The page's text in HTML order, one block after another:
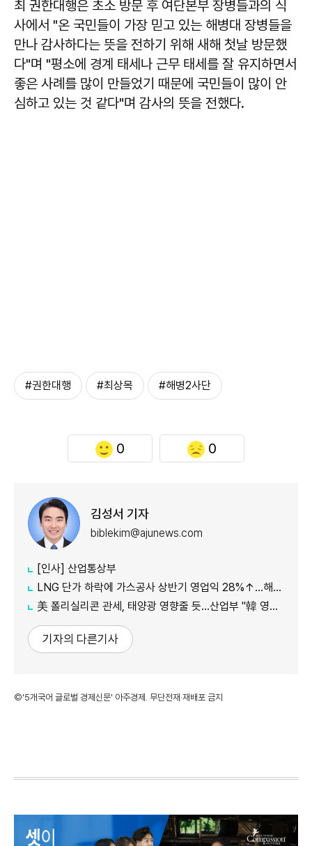
최 권한대행은 초소 방문 후 여단본부 장병들과의 식
사에서 "온 국민들이 가장 믿고 있는 해병대 장병들을
만나 감사하다는 뜻을 전하기 위해 새해 첫날 방문했
다"며 "평소에 경계 태세나 근무 태세를 잘 유지하면서
좋은 사례를 많이 만들었기 때문에 국민들이 많이 안
심하고 있는 것 같다"며 감사의 뜻을 전했다.
#권한대행 #최상목 #해병2사단
0 0
김성서 기자
biblekim@ajunews.com
[인사] 산업통상부
LNG 단가 하락에 가스공사 상반기 영업익 28%↑…해외사업 호조도 한몫
美 폴리실리콘 관세, 태양광 영향줄 듯…산업부 "韓 영향 최소화 협의"
기자의 다른기사
©'5개국어 글로벌 경제신문' 아주경제. 무단전재·재배포 금지